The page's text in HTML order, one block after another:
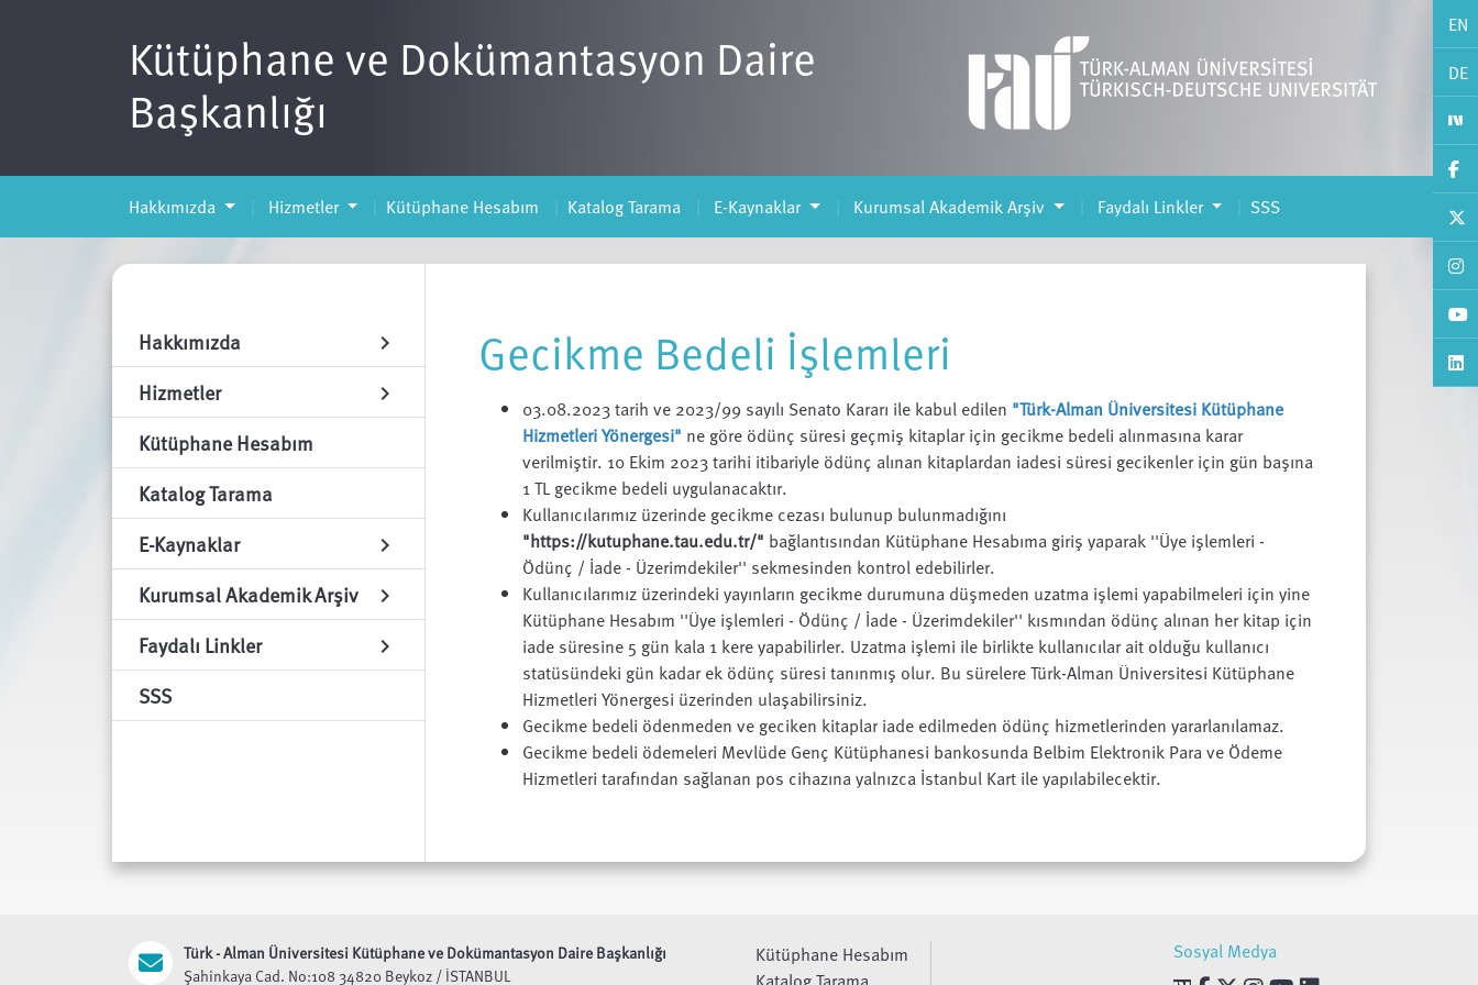
EN
DE
Kütüphane ve Dokümantasyon Daire
Başkanlığı
Hakkımızda Hizmetler Kütüphane Hesabım Katalog Tarama E-Kaynaklar Kurumsal Akademik Arşiv Faydalı Linkler SSS
Hakkımızda chevron_right
Hizmetler chevron_right
Kütüphane Hesabım
Katalog Tarama
E-Kaynaklar
chevron_right
Kurumsal Akademik Arşiv chevron_right
Faydalı Linkler chevron_right
SSS
Gecikme Bedeli İşlemleri
03.08.2023 tarih ve 2023/99 sayılı Senato Kararı ile kabul edilen "Türk-Alman Üniversitesi Kütüphane
Hizmetleri Yönergesi" ne göre ödünç süresi geçmiş kitaplar için gecikme bedeli alınmasına karar
verilmiştir. 10 Ekim 2023 tarihi itibariyle ödünç alınan kitaplardan iadesi süresi gecikenler için gün başına
1 TL gecikme bedeli uygulanacaktır.
Kullanıcılarımız üzerinde gecikme cezası bulunup bulunmadığını
"https://kutuphane.tau.edu.tr/" bağlantısından Kütüphane Hesabıma giriş yaparak ''Üye işlemleri -
Ödünç / İade - Üzerimdekiler'' sekmesinden kontrol edebilirler.
Kullanıcılarımız üzerindeki yayınların gecikme durumuna düşmeden uzatma işlemi yapabilmeleri için yine
Kütüphane Hesabım ''Üye işlemleri - Ödünç / İade - Üzerimdekiler'' kısmından ödünç alınan her kitap için
iade süresine 5 gün kala 1 kere yapabilirler. Uzatma işlemi ile birlikte kullanıcılar ait olduğu kullanıcı
statüsündeki gün kadar ek ödünç süresi tanınmış olur. Bu sürelere Türk-Alman Üniversitesi Kütüphane
Hizmetleri Yönergesi üzerinden ulaşabilirsiniz.
Gecikme bedeli ödenmeden ve geciken kitaplar iade edilmeden ödünç hizmetlerinden yararlanılamaz.
Gecikme bedeli ödemeleri Mevlüde Genç Kütüphanesi bankosunda Belbim Elektronik Para ve Ödeme
Hizmetleri tarafından sağlanan pos cihazına yalnızca İstanbul Kart ile yapılabilecektir.
Türk - Alman ÜniversitesiKütüphane ve Dokümantasyon Daire Başkanlığı
Şahinkaya Cad. No:108 34820 Beykoz / İSTANBUL
Kütüphane Hesabım
Sosyal Medya